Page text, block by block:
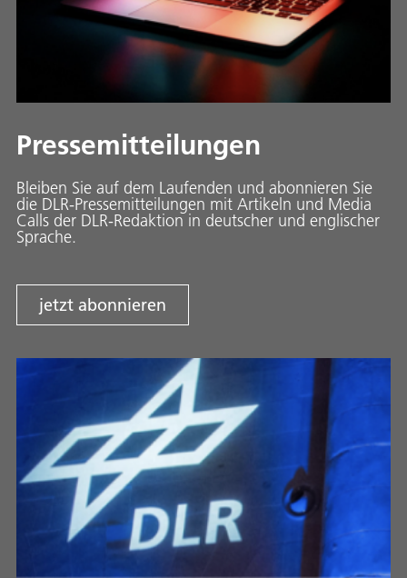
Pressemitteilungen
Bleiben Sie auf dem Laufenden und abonnieren Sie
die DLR-Pressemitteilungen mit Artikeln und Media
Calls der DLR-Redaktion in deutscher und englischer
Sprache.
jetzt abonnieren